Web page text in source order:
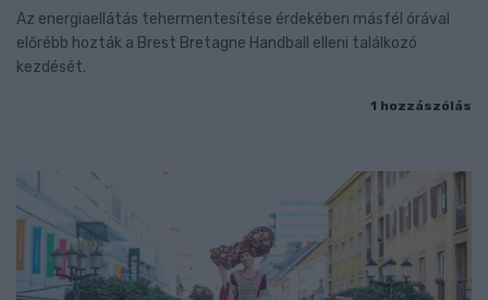
Az energiaellátás tehermentesítése érdekében másfél órával
előrébb hozták a Brest Bretagne Handball elleni találkozó
kezdését.
1 hozzászólás